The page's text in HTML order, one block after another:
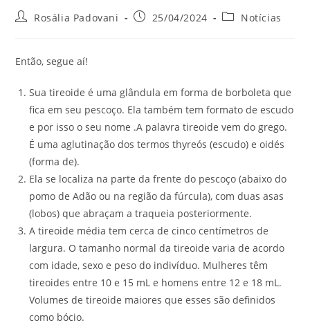
Rosália Padovani 25/04/2024 Notícias
Então, segue aí!
Sua tireoide é uma glândula em forma de borboleta que
fica em seu pescoço. Ela também tem formato de escudo
e por isso o seu nome .A palavra tireoide vem do grego.
É uma aglutinação dos termos thyreós (escudo) e oidés
(forma de).
Ela se localiza na parte da frente do pescoço (abaixo do
pomo de Adão ou na região da fúrcula), com duas asas
(lobos) que abraçam a traqueia posteriormente.
A tireoide média tem cerca de cinco centímetros de
largura. O tamanho normal da tireoide varia de acordo
com idade, sexo e peso do indivíduo. Mulheres têm
tireoides entre 10 e 15 mL e homens entre 12 e 18 mL.
Volumes de tireoide maiores que esses são definidos
como bócio.